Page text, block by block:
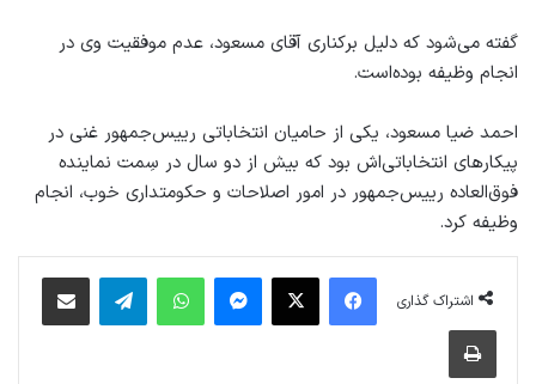
گفته می‌شود که دلیل برکناری آقای مسعود، عدم موفقیت‌ وی در
انجام وظیفه بوده‌است.
احمد ضیا مسعود، یکی از حامیان انتخاباتی رییس‌جمهور غنی در
پیکارهای انتخاباتی‌اش بود که بیش از دو سال در سِمت نماینده
فوق‌العاده رییس‌جمهور در امور اصلاحات و حکومتداری خوب، انجام
وظیفه کرد.
اشتراک گذاری
فیس بوک پیام رسان واتس آپ